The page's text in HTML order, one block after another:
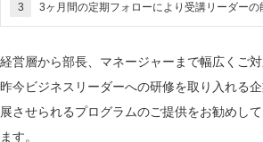
3
3ヶ月間の定期フォローにより受講リーダー
経営層から部長、マネージャーまで幅広くご対
昨今ビジネスリーダーへの研修を取り入れる
展させられるプログラムのご提供をお勧めし
ます。